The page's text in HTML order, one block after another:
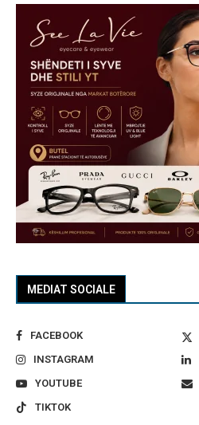
MEDIAT SOCIALE
FACEBOOK
INSTAGRAM
YOUTUBE
TIKTOK